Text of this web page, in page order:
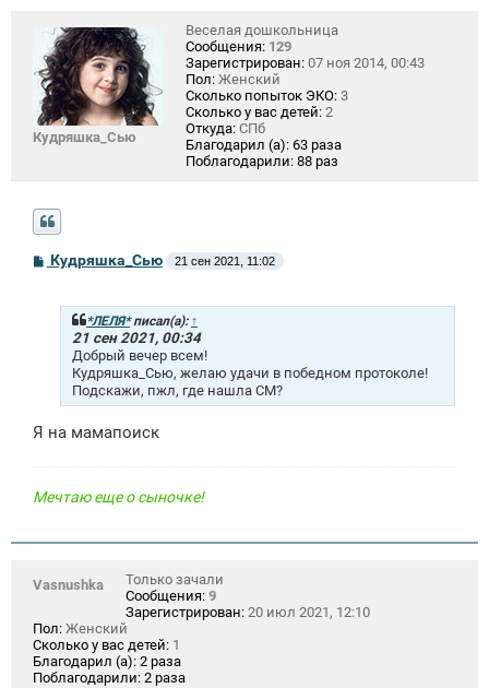
Кудряшка_Сью
Веселая дошкольница
Сообщения: 129
Зарегистрирован: 07 ноя 2014, 00:43
Пол: Женский
Сколько попыток ЭКО: 3
Сколько у вас детей: 2
Откуда: СПб
Благодарил (а): 63 раза
Поблагодарили: 88 раз
СКудряшка_Сью 21 сен 2021, 11:02
*ЛЕЛЯ*писал(а): ↑
21 сен 2021, 00:34
Добрый вечер всем!
Кудряшка_Сью, желаю удачи в победном протоколе!
Подскажи, пжл, где нашла СМ?
Я на мамапоиск
Мечтаю еще о сыночке!
Vasnushka
Только зачали
Сообщения: 9
Зарегистрирован: 20 июл 2021, 12:10
Пол: Женский
Сколько у вас детей: 1
Благодарил (а): 2 раза
Поблагодарили: 2 раза